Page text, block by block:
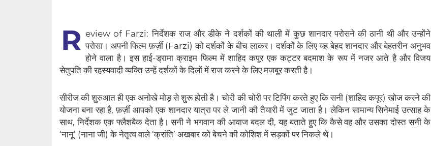
R eview of Farzi: निर्देशक राज और डीके ने दर्शकों की थाली में कुछ शानदार परोसने की ठानी थी और उन्होंने
परोसा। अपनी फिल्म फ़र्ज़ी (Farzi) को‌ दर्शकों के बीच लाकर। दर्शकों के लिए यह बेहद शानदार और बेहतरीन अनुभव
होने वाला है। इस हाई-ड्रामा क्राइम फिल्म में शाहिद कपूर एक कट्टर बदमाश के रूप में नजर आते है और विजय
सेतुपति की रहस्यवादी व्यक्ति उन्हें दर्शकों के दिलों में राज करने के लिए मजबूर करती है।
सीरीज की शुरुआत ही एक अनोखे मोड़ से शुरू होती है। चोरी की चोरी पर टिपिंग करते हुए कि सनी (शाहिद कपूर) खोज करने की
योजना बना रहा है, फ़र्ज़ी आपको एक शानदार यात्रा पर ले जानी की तैयारी में जुट जाता है। लेकिन सामान्य सिनेमाई उत्साह के
साथ, निर्देशक एक फ्लैशबैक देता है। सनी ने भगवान की आवाज बदल दी, यह बताते हुए कि कैसे वह और उसका दोस्त सनी के
‘नानू’ (नाना जी) के नेतृत्व वाले ‘क्रांति’ अखबार को बेचने की कोशिश में सड़कों पर निकले थे।